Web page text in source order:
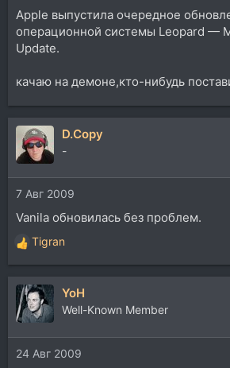
Apple выпустила очередное
операционной системы Leopard —
Update.
качаю на демоне,кто-нибудь
D.Copy
-
7 Авг 2009
Vanila обновилась без проблем.
Р
е
а
к
ц
и
и
:
Tigran
YoH
Well-Known Member
24 Авг 2009